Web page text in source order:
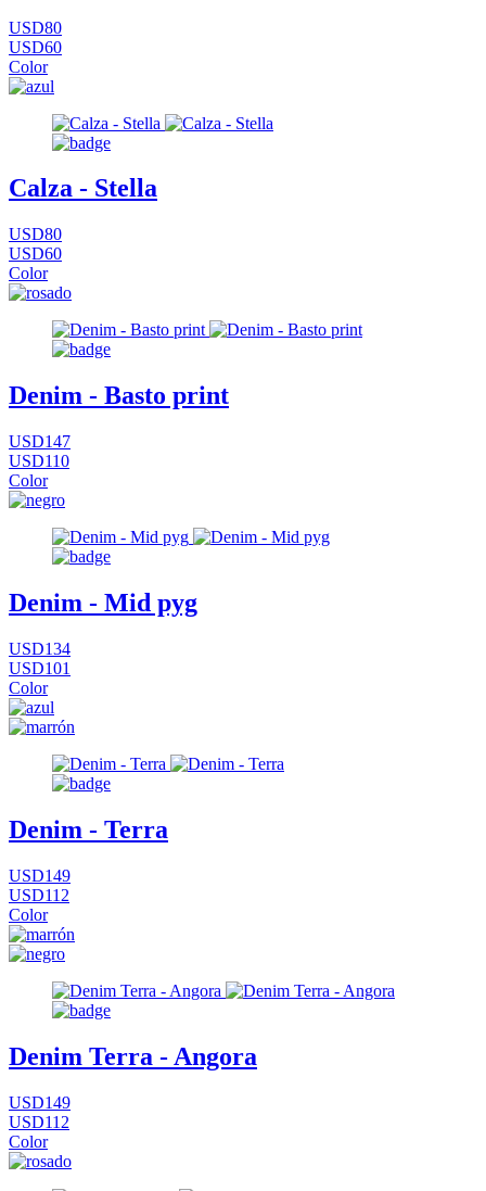
USD80
USD60
Color
Calza - Stella
USD80
USD60
Color
Denim - Basto print
USD147
USD110
Color
Denim - Mid pyg
USD134
USD101
Color
Denim - Terra
USD149
USD112
Color
Denim Terra - Angora
USD149
USD112
Color